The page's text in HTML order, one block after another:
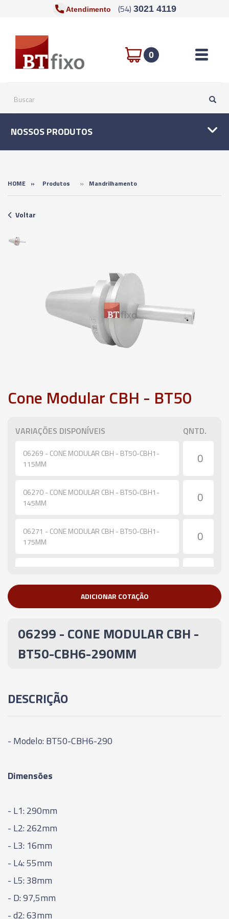
Atendimento (54) 3021 4119
0 Toggle
NOSSOS PRODUTOS
HOME » Produtos » Mandrilhamento
Voltar
Cone Modular CBH - BT50
VARIAÇÕES DISPONÍVEIS QNTD.
06269 - CONE MODULAR CBH - BT50-CBH1-
115MM
06270 - CONE MODULAR CBH - BT50-CBH1-
145MM
06271 - CONE MODULAR CBH - BT50-CBH1-
175MM
06273 - CONE MODULAR CBH - BT50-CBH2-
06274 - CONE MODULAR CBH - BT50-CBH2-
140MM
175MM
205MM
125MM
155MM
06279 - CONE MODULAR CBH - BT50-CBH3-
06280 - CONE MODULAR CBH - BT50-CBH3-
215MM
ADICIONAR COTAÇÃO
06299 - CONE MODULAR CBH -
BT50-CBH6-290MM
DESCRIÇÃO
- Modelo: BT50-CBH6-290
Dimensões
- L1: 290mm
- L2: 262mm
- L3: 16mm
- L4: 55mm
- L5: 38mm
- D: 97,5mm
- d2: 63mm